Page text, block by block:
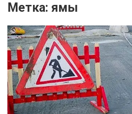
Метка: ямы